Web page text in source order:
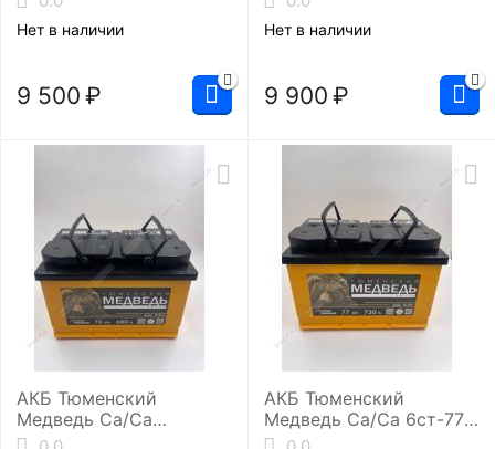
Нет в наличии
9 500 ₽
Нет в наличии
9 900 ₽
АКБ Тюменский
Медведь Ca/Ca
6ст-70.0 ( L3/680EN)
АКБ Тюменский
Медведь Ca/Ca 6ст-77.0
(L3/730EN)